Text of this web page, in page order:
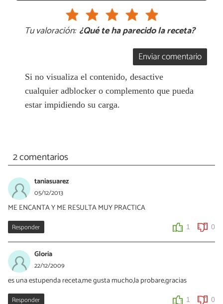
Tu valoración: ¿Qué te ha parecido la receta?
Enviar comentario
Si no visualiza el contenido, desactive
cualquier adblocker o complemento que pueda
estar impidiendo su carga.
2 comentarios
taniasuarez
05/12/2013
ME ENCANTA Y ME RESULTA MUY PRACTICA
Responder 1 0
Gloria
22/12/2009
es una estupenda receta,me gusta mucho,la probare,gracias
Responder 1 0